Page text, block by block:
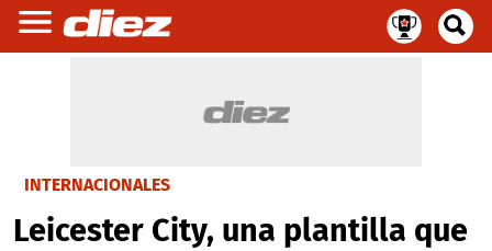
INTERNACIONALES
Leicester City, una plantilla que